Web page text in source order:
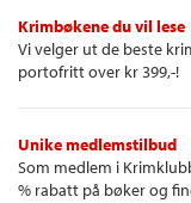
Krimbøkene du vil lese
Vi velger ut de beste
portofritt over kr 399,-!
Unike medlemstilbud
Som medlem i
% rabatt på bøker og